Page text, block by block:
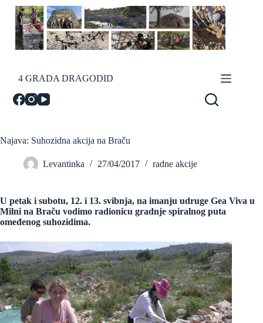
Skip
content
4 GRADA DRAGODID
Najava: Suhozidna akcija na Braču
Levantinka 27/04/2017 radne akcije
U petak i subotu, 12. i 13. svibnja, na imanju udruge Gea Viva u
Milni na Braču vodimo radionicu gradnje spiralnog puta
omeđenog suhozidima.